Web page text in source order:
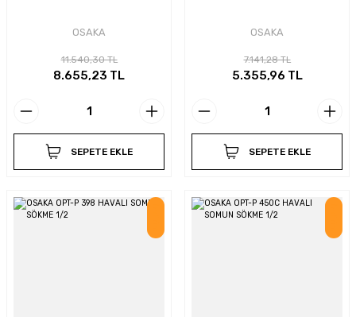
OSAKA
11.540,30 TL
8.655,23 TL
SEPETE EKLE
OSAKA
7.141,28 TL
5.355,96 TL
SEPETE EKLE